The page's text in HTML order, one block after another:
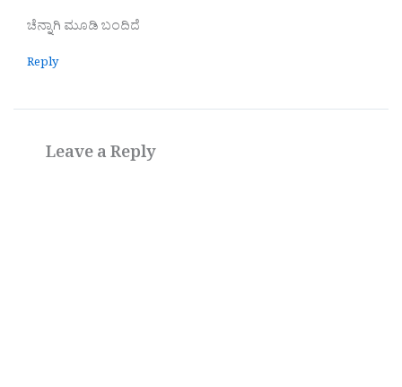
ಚೆನ್ನಾಗಿ ಮೂಡಿ ಬಂದಿದೆ
Reply
Leave a Reply